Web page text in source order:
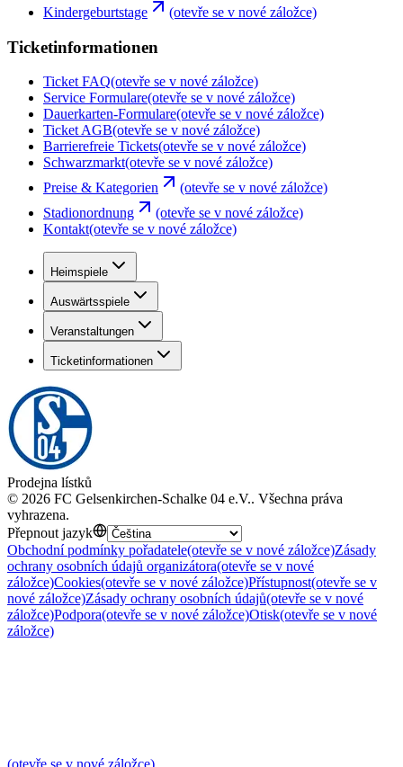
Kindergeburtstage
(otevře se v nové záložce)
Ticketinformationen
Ticket FAQ(otevře se v nové záložce)
Service Formulare(otevře se v nové záložce)
Dauerkarten-Formulare(otevře se v nové záložce)
Ticket AGB(otevře se v nové záložce)
Barrierefreie Tickets(otevře se v nové záložce)
Schwarzmarkt(otevře se v nové záložce)
Preise & Kategorien
(otevře se v nové záložce)
Stadionordnung
(otevře se v nové záložce)
Kontakt(otevře se v nové záložce)
Heimspiele
Auswärtsspiele
Veranstaltungen
Ticketinformationen
Prodejna lístků
© 2026 FC Gelsenkirchen-Schalke 04 e.V.. Všechna práva
vyhrazena.
Přepnout jazyk
Obchodní podmínky pořadatele(otevře se v nové záložce)Zásady
ochrany osobních údajů organizátora(otevře se v nové
záložce)Cookies(otevře se v nové záložce)Přístupnost(otevře se v
nové záložce)Zásady ochrany osobních údajů(otevře se v nové
záložce)Podpora(otevře se v nové záložce)Otisk(otevře se v nové
záložce)
(otevře se v nové záložce)